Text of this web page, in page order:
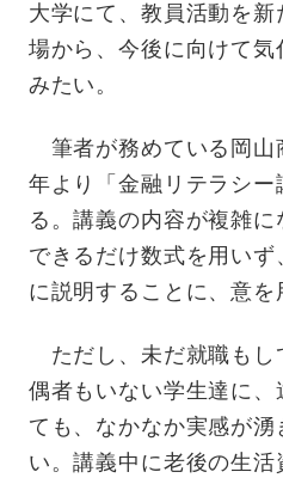
大学にて、教員活動を
場から、今後に向けて
みたい。
筆者が務めている岡山
年より「金融リテラシ
る。講義の内容が複雑に
できるだけ数式を用い
に説明することに、意を
ただし、未だ就職もし
偶者もいない学生達に
ても、なかなか実感が
い。講義中に老後の生